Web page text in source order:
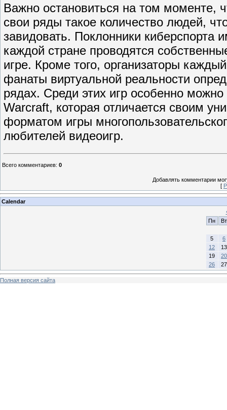
Важно остановиться на том моменте,
свои ряды такое количество людей,
завидовать. Поклонники киберспорта
каждой стране проводятся
игре. Кроме того, организаторы
фанаты виртуальной реальности
рядах. Среди этих игр особенно
Warcraft, которая отличается своим
форматом игры
любителей видеоигр.
Всего комментариев: 0
Добавлять комментарии
[
Calendar
Пн
Вт
5
6
12
13
19
20
26
27
Полная версия сайта